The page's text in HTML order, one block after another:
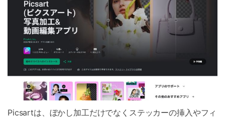
Picsartは、ぼかし加工だけでなくステッカーの挿入やフィ